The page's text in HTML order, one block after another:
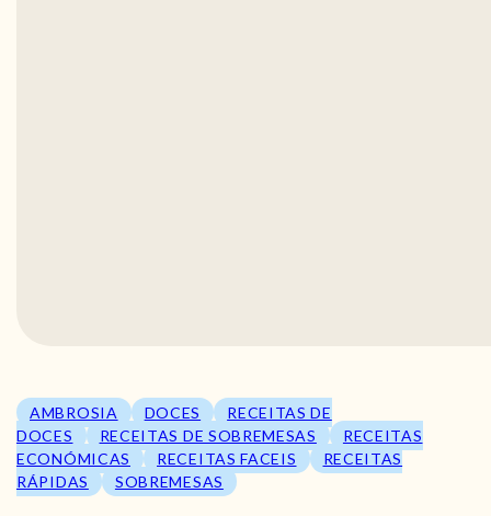
AMBROSIA DOCES
RECEITAS DE
DOCES
RECEITAS DE SOBREMESAS
RECEITAS
ECONÓMICAS
RECEITAS FACEIS
RECEITAS
RÁPIDAS
SOBREMESAS